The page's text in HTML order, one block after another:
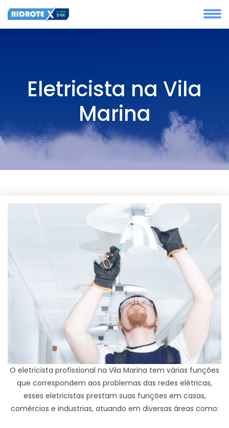
Eletricista na Vila
Marina
O eletricista profissional na Vila Marina tem várias funções
que correspondem aos problemas das redes elétricas,
esses eletricistas prestam suas funções em casas,
comércios e industrias, atuando em diversas áreas como: